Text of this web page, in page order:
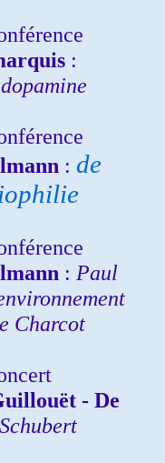
:
: de
: Paul
Charcot
- De
Schubert